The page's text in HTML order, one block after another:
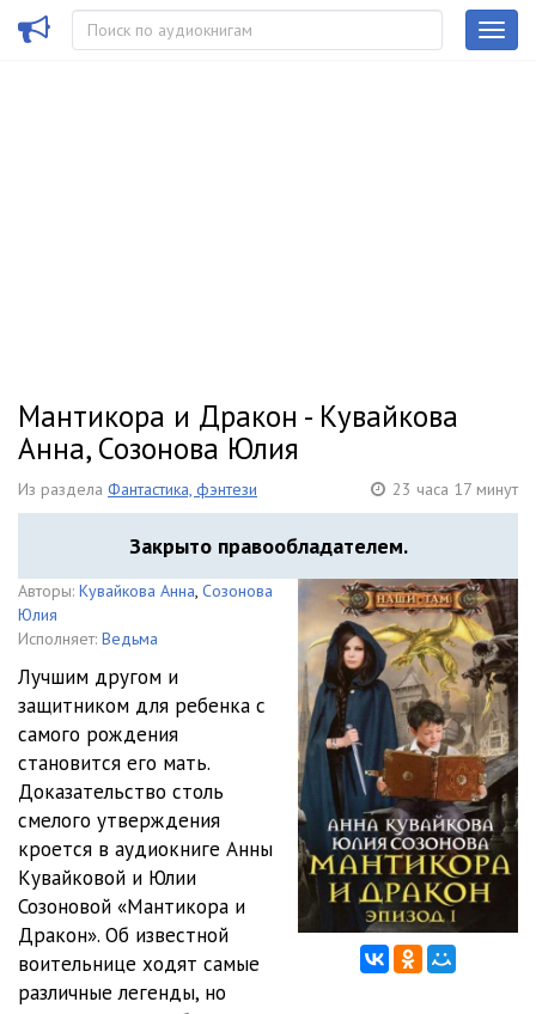
Мантикора и Дракон - Кувайкова
Анна, Созонова Юлия
Из раздела Фантастика, фэнтези 23 часа 17 минут
Закрыто правообладателем.
Авторы: Кувайкова Анна, Созонова
Юлия
Исполняет: Ведьма
Лучшим другом и
защитником для ребенка с
самого рождения
становится его мать.
Доказательство столь
смелого утверждения
кроется в аудиокниге Анны
Кувайковой и Юлии
Созоновой «Мантикора и
Дракон». Об известной
воительнице ходят самые
различные легенды, но